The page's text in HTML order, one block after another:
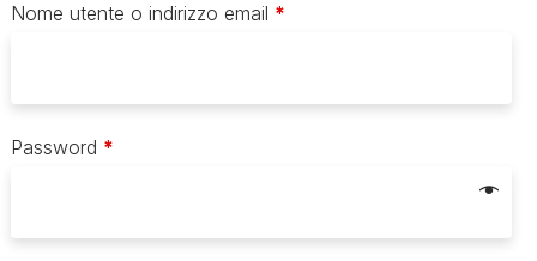
Nome utente o indirizzo email *
Password *